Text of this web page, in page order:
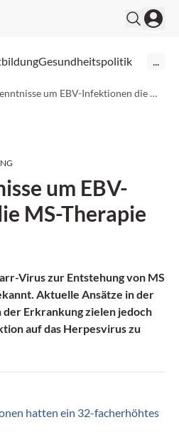
Gesundheitspolitik ...
Wie Erkenntnisse um EBV-Infektionen die MS-Therapie beeinflussen
um EBV-
MS-Therapie
Virus zur Entstehung von MS
Aktuelle Ansätze in der
Erkrankung zielen jedoch
auf das Herpesvirus zu
hatten ein 32-facherhöhtes